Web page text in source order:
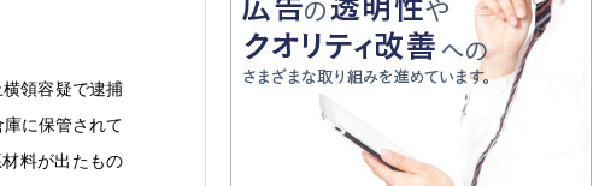
領容疑で逮捕
に保管されて
料が出たもの